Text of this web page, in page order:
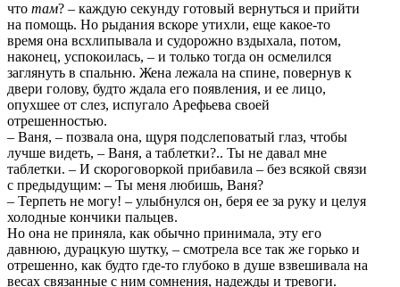
что там? – каждую секунду готовый вернуться и прийти
на помощь. Но рыдания вскоре утихли, еще какое-то
время она всхлипывала и судорожно вздыхала, потом,
наконец, успокоилась, – и только тогда он осмелился
заглянуть в спальню. Жена лежала на спине, повернув к
двери голову, будто ждала его появления, и ее лицо,
опухшее от слез, испугало Арефьева своей
отрешенностью.
– Ваня, – позвала она, щуря подслеповатый глаз, чтобы
лучше видеть, – Ваня, а таблетки?.. Ты не давал мне
таблетки. – И скороговоркой прибавила – без всякой связи
с предыдущим: – Ты меня любишь, Ваня?
– Терпеть не могу! – улыбнулся он, беря ее за руку и целуя
холодные кончики пальцев.
Но она не приняла, как обычно принимала, эту его
давнюю, дурацкую шутку, – смотрела все так же горько и
отрешенно, как будто где-то глубоко в душе взвешивала на
весах связанные с ним сомнения, надежды и тревоги.